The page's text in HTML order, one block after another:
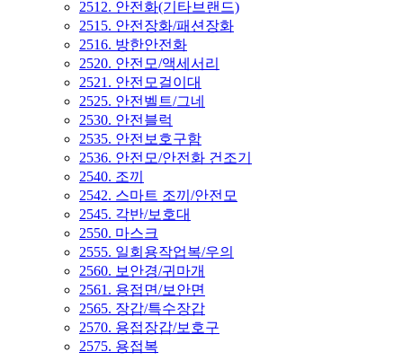
2512. 안전화(기타브랜드)
2515. 안전장화/패션장화
2516. 방한안전화
2520. 안전모/액세서리
2521. 안전모걸이대
2525. 안전벨트/그네
2530. 안전블럭
2535. 안전보호구함
2536. 안전모/안전화 건조기
2540. 조끼
2542. 스마트 조끼/안전모
2545. 각반/보호대
2550. 마스크
2555. 일회용작업복/우의
2560. 보안경/귀마개
2561. 용접면/보안면
2565. 장갑/특수장갑
2570. 용접장갑/보호구
2575. 용접복